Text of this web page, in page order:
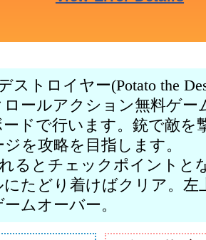
ストロイヤー(Potato the
ールアクション無料ゲー
ドで行います。銃で敵を
を攻略を目指します。
るとチェックポイントと
にたどり着けばクリア。
ムオーバー。